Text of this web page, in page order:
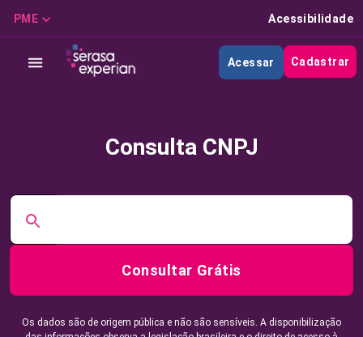
PME Acessibilidade
Acessar Cadastrar
Consulta CNPJ
Consultar Grátis
Os dados são de origem pública e não são sensíveis. A disponibilização